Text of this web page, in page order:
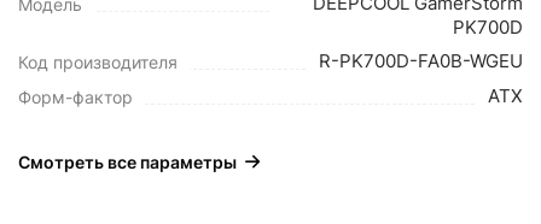
Модель
PK700D
Код производителя R-PK700D-FA0B-WGEU
Форм-фактор ATX
Смотреть все параметры